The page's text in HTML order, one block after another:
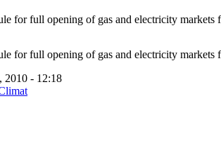
for full opening of gas and electricity markets
for full opening of gas and electricity markets
2010 - 12:18